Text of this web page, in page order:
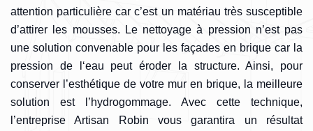
attention particulière car c’est un matériau très susceptible
d’attirer les mousses. Le nettoyage à pression n’est pas
une solution convenable pour les façades en brique car la
pression de l‘eau peut éroder la structure. Ainsi, pour
conserver l’esthétique de votre mur en brique, la meilleure
solution est l’hydrogommage. Avec cette technique,
l’entreprise Artisan Robin vous garantira un résultat